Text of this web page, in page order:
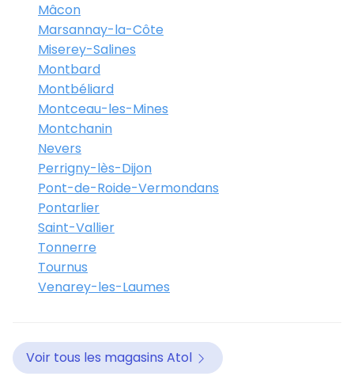
Mâcon
Marsannay-la-Côte
Miserey-Salines
Montbard
Montbéliard
Montceau-les-Mines
Montchanin
Nevers
Perrigny-lès-Dijon
Pont-de-Roide-Vermondans
Pontarlier
Saint-Vallier
Tonnerre
Tournus
Venarey-les-Laumes
Voir tous les magasins Atol